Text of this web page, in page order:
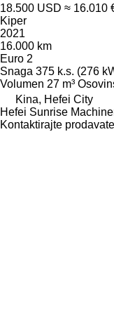
18.500 USD ≈ 16.010
Kiper
2021
16.000 km
Euro 2
Snaga 375 k.s. (276
Volumen 27 m³
Kina, Hefei City
Hefei Sunrise
Kontaktirajte